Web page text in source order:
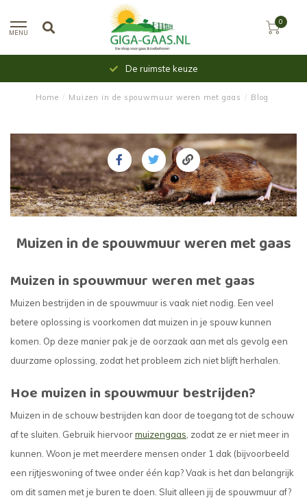
MENU
0
De ruimste keuze
Home / Muizen in de spouwmuur weren met gaas / Blog
Muizen in de spouwmuur weren met gaas
Muizen in spouwmuur weren met gaas
Muizen bestrijden in de spouwmuur is vaak niet nodig. Een veel
betere oplossing is voorkomen dat muizen in je spouw kunnen
komen. Op deze manier pak je de oorzaak aan met als gevolg een
duurzame oplossing, zodat het probleem zich niet blijft herhalen.
Hoe muizen in spouwmuur bestrijden?
Muizen in de schouw bestrijden kan door de toegang tot de schouw
af te sluiten. Gebruik hiervoormuizengaas , zodat ze er niet meer in
kunnen. Woon je met meerdere mensen onder 1 dak (bijvoorbeeld
een rijtjeswoning of twee onder één kap? Vaak is het dan belangrijk
om dit samen met je buren te doen. Sluit alleen jij de spouwmuur af?